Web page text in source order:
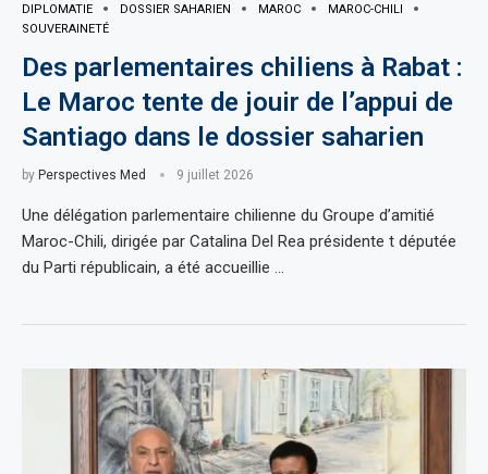
DIPLOMATIE DOSSIER SAHARIEN MAROC
MAROC-CHILI
SOUVERAINETÉ
Des parlementaires chiliens à Rabat :
Le Maroc tente de jouir de l’appui de
Santiago dans le dossier saharien
by Perspectives Med 9 juillet 2026
Une délégation parlementaire chilienne du Groupe d’amitié
Maroc-Chili, dirigée par Catalina Del Rea présidente t députée
du Parti républicain, a été accueillie …